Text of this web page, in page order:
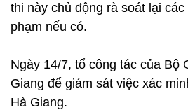
thi này chủ động rà soát lại
phạm nếu có.
Ngày 14/7, tổ công tác của Bộ
Giang để giám sát việc xác
Hà Giang.